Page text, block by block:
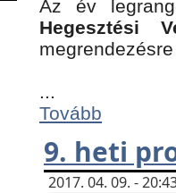
Az év
Hegesztési
...
Tovább
9. heti
2017. 04. 09. -